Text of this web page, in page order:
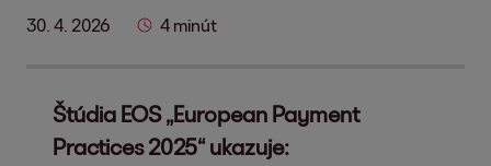
30. 4. 2026 4 minút
Štúdia EOS „European Payment
Practices 2025“ ukazuje: